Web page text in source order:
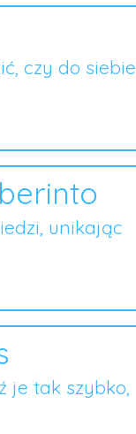
czy do siebie
unikając
je tak szybko,